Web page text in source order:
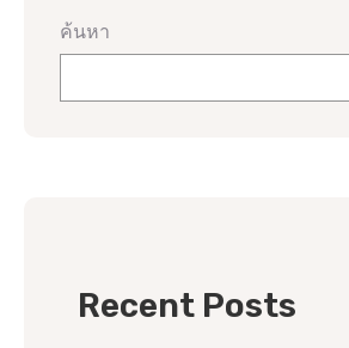
ค้นหา
Recent Posts